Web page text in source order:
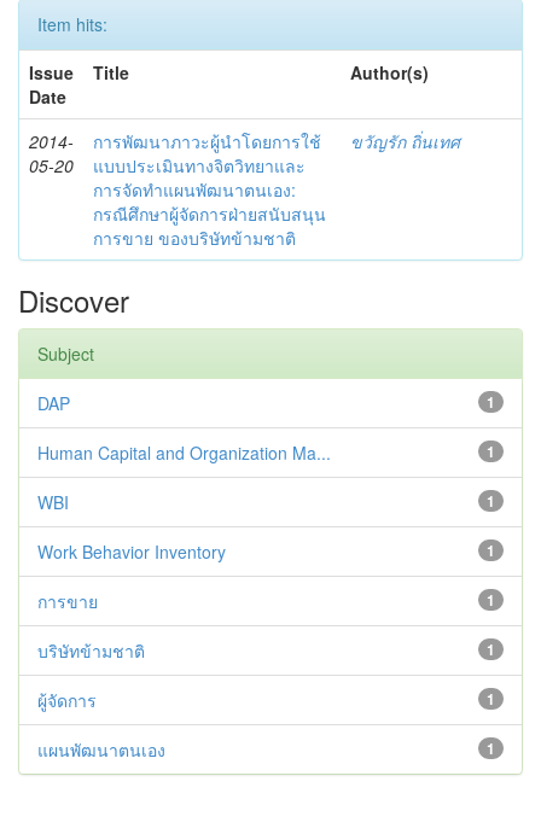
Item hits:
Issue
Date
Title Author(s)
2014-
05-20
การพัฒนาภาวะผู้นำโดยการใช้
แบบประเมินทางจิตวิทยาและ
การจัดทำแผนพัฒนาตนเอง:
กรณีศึกษาผู้จัดการฝ่ายสนับสนุน
การขาย ของบริษัทข้ามชาติ
ขวัญรัก ถิ่นเทศ
Discover
Subject
1
DAP
1
Human Capital and Organization Ma...
1
WBI
1
Work Behavior Inventory
1
การขาย
1
บริษัทข้ามชาติ
1
ผู้จัดการ
1
แผนพัฒนาตนเอง